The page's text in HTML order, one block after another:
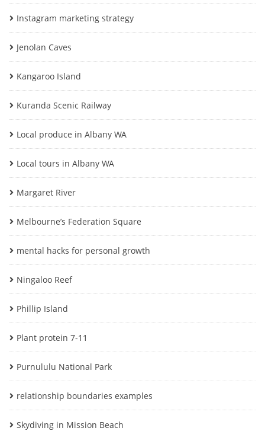
Instagram marketing strategy
Jenolan Caves
Kangaroo Island
Kuranda Scenic Railway
Local produce in Albany WA
Local tours in Albany WA
Margaret River
Melbourne’s Federation Square
mental hacks for personal growth
Ningaloo Reef
Phillip Island
Plant protein 7-11
Purnululu National Park
relationship boundaries examples
Skydiving in Mission Beach